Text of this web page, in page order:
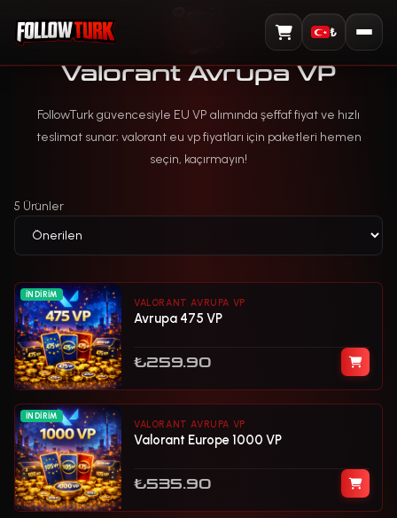
Sepeti Görüntüle
₺
Valorant Avrupa VP
FollowTurk güvencesiyle EU VP alımında şeffaf fiyat ve hızlı
teslimat sunar; valorant eu vp fiyatları için paketleri hemen
seçin, kaçırmayın!
5 Ürünler
İNDIRIM
VALORANT AVRUPA VP
Avrupa 475 VP
₺259.90
İNDIRIM
VALORANT AVRUPA VP
Valorant Europe 1000 VP
₺535.90